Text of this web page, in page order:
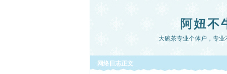
阿妞不
大碗茶专业个体户，专
网络日志正文